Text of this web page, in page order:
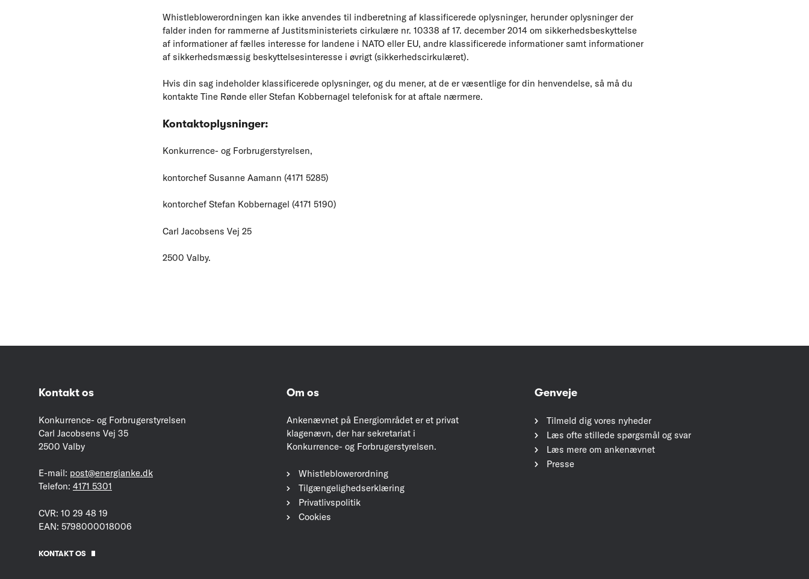
Whistleblowerordningen kan ikke anvendes til indberetning af klassificerede oplysninger, herunder oplysninger der
falder inden for rammerne af Justitsministeriets cirkulære nr. 10338 af 17. december 2014 om sikkerhedsbeskyttelse
af informationer af fælles interesse for landene i NATO eller EU, andre klassificerede informationer samt informationer
af sikkerhedsmæssig beskyttelsesinteresse i øvrigt (sikkerhedscirkulæret).
Hvis din sag indeholder klassificerede oplysninger, og du mener, at de er væsentlige for din henvendelse, så må du
kontakte Tine Rønde eller Stefan Kobbernagel telefonisk for at aftale nærmere.
Kontaktoplysninger:
Konkurrence- og Forbrugerstyrelsen,
kontorchef Susanne Aamann (4171 5285)
kontorchef Stefan Kobbernagel (4171 5190)
Carl Jacobsens Vej 25
2500 Valby.
Kontakt os
Konkurrence- og Forbrugerstyrelsen
Carl Jacobsens Vej 35
2500 Valby
E-mail: post@energianke.dk
Telefon: 4171 5301
CVR: 10 29 48 19
EAN: 5798000018006
KONTAKT OS
Om os
Ankenævnet på Energiområdet er et privat
klagenævn, der har sekretariat i
Konkurrence- og Forbrugerstyrelsen.
Whistleblowerordning
Tilgængelighedserklæring
Privatlivspolitik
Cookies
Genveje
Tilmeld dig vores nyheder
Læs ofte stillede spørgsmål og svar
Læs mere om ankenævnet
Presse